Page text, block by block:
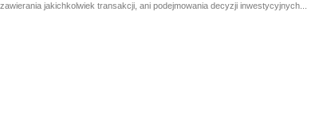
jakichkolwiek transakcji, ani podejmowania decyzji inwestycyjnych...